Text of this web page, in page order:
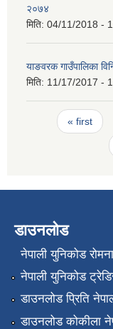
२०७४
मिति: 04/11/2018 -
याङवरक गाउँपालिका
मिति: 11/17/2017 -
Pages
« first
डाउनलोड
नेपाली युनिकोड
नेपाली युनिकोड
डाउनलोड प्रिति
डाउनलोड कोकीला